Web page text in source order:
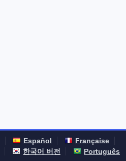
Español
Française
한국어 버전 Português